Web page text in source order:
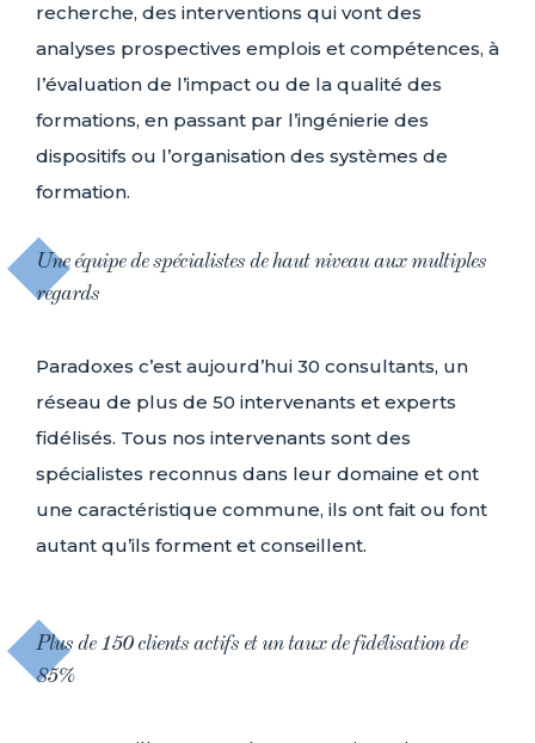
recherche, des interventions qui vont des
analyses prospectives emplois et compétences, à
l’évaluation de l’impact ou de la qualité des
formations, en passant par l’ingénierie des
dispositifs ou l’organisation des systèmes de
formation.
Une équipe de spécialistes de haut niveau aux multiples
regards
Paradoxes c’est aujourd’hui 30 consultants, un
réseau de plus de 50 intervenants et experts
fidélisés. Tous nos intervenants sont des
spécialistes reconnus dans leur domaine et ont
une caractéristique commune, ils ont fait ou font
autant qu’ils forment et conseillent.
Plus de 150 clients actifs et un taux de fidélisation de
85%